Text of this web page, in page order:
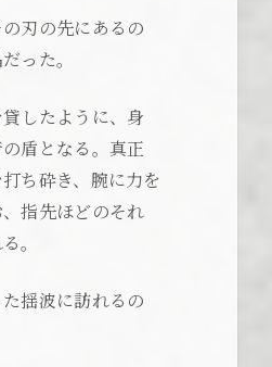
刃の先にあるの
った。
したように、身
盾となる。真正
ち砕き、腕に力を
指先ほどのそれ
。
揺波に訪れるの